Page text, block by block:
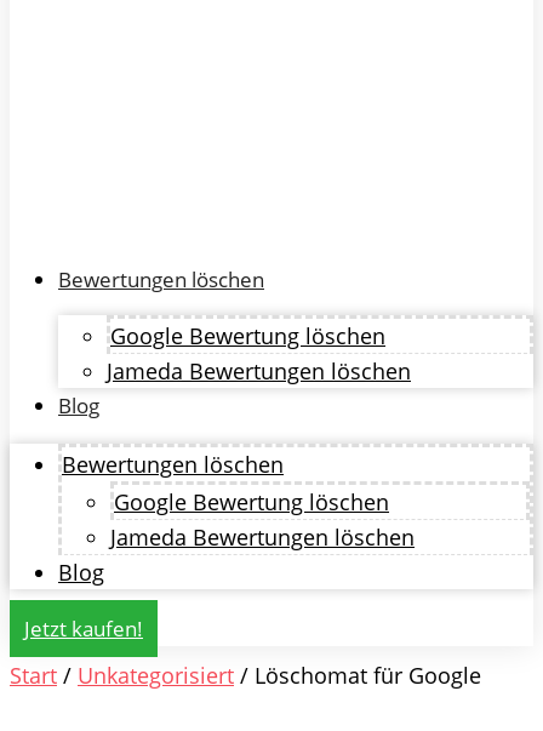
Bewertungen löschen
Google Bewertung löschen
Jameda Bewertungen löschen
Blog
Bewertungen löschen
Google Bewertung löschen
Jameda Bewertungen löschen
Blog
Jetzt kaufen!
Start / Unkategorisiert / Löschomat für Google